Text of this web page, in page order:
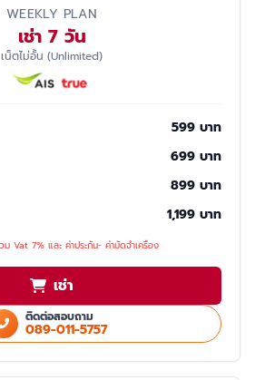
WEEKLY PLAN
เช่า 7 วัน
เน็ตไม่อั้น (Unlimited)
599 บาท
699 บาท
899 บาท
1,199 บาท
ม Vat 7% และ ค่าประกัน- ค่ามัดจำเครื่อง
เช่า
ติดต่อสอบถาม
089-011-5757